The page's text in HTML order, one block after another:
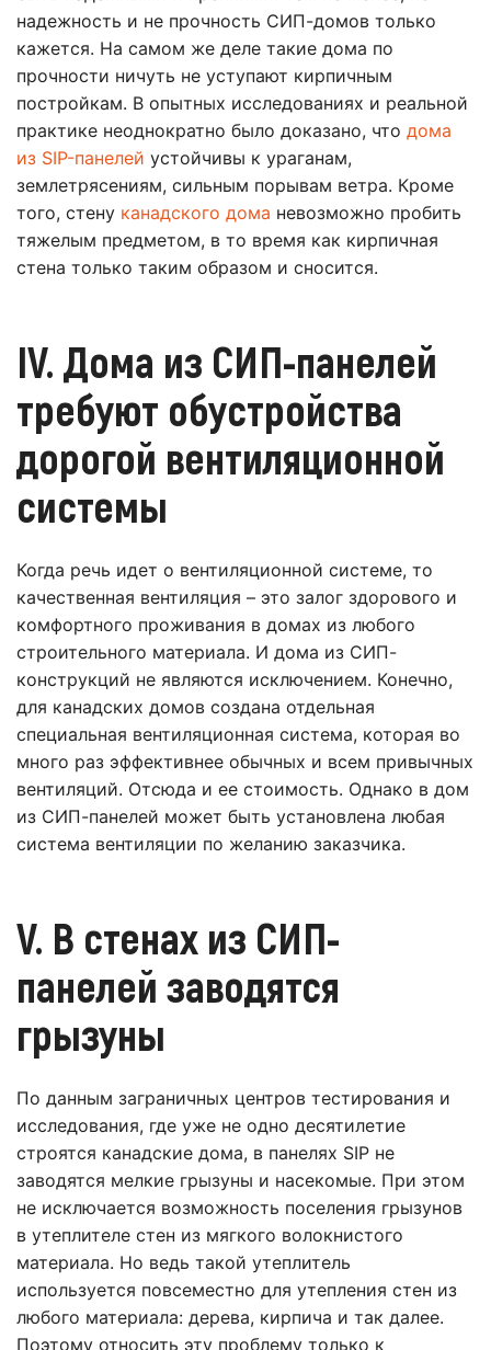
надежность и не прочность СИП-домов только
кажется. На самом же деле такие дома по
прочности ничуть не уступают кирпичным
постройкам. В опытных исследованиях и реальной
практике неоднократно было доказано, что дома
из SIP-панелей устойчивы к ураганам,
землетрясениям, сильным порывам ветра. Кроме
того, стену канадского дома невозможно пробить
тяжелым предметом, в то время как кирпичная
стена только таким образом и сносится.
IV. Дома из СИП-панелей
требуют обустройства
дорогой вентиляционной
системы
Когда речь идет о вентиляционной системе, то
качественная вентиляция – это залог здорового и
комфортного проживания в домах из любого
строительного материала. И дома из СИП-
конструкций не являются исключением. Конечно,
для канадских домов создана отдельная
специальная вентиляционная система, которая во
много раз эффективнее обычных и всем привычных
вентиляций. Отсюда и ее стоимость. Однако в дом
из СИП-панелей может быть установлена любая
система вентиляции по желанию заказчика.
V. В стенах из СИП-
панелей заводятся
грызуны
По данным заграничных центров тестирования и
исследования, где уже не одно десятилетие
строятся канадские дома, в панелях SIP не
заводятся мелкие грызуны и насекомые. При этом
не исключается возможность поселения грызунов
в утеплителе стен из мягкого волокнистого
материала. Но ведь такой утеплитель
используется повсеместно для утепления стен из
любого материала: дерева, кирпича и так далее.
Поэтому относить эту проблему только к